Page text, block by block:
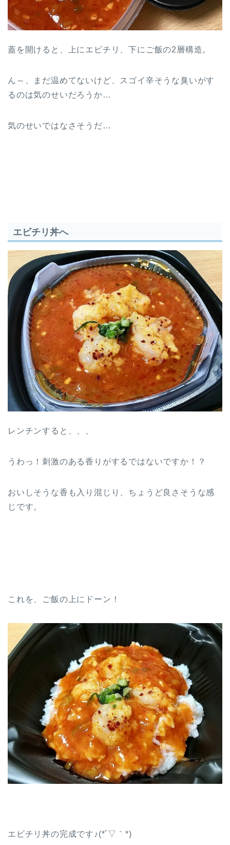
蓋を開けると、上にエビチリ、下にご飯の2層構造。
ん～、まだ温めてないけど、スゴイ辛そうな臭いがす
るのは気のせいだろうか…
気のせいではなさそうだ…
エビチリ丼へ
レンチンすると、、、
うわっ！刺激のある香りがするではないですか！？
おいしそうな香も入り混じり、ちょうど良さそうな感
じです。
これを、ご飯の上にドーン！
エビチリ丼の完成です♪(*´▽｀*)